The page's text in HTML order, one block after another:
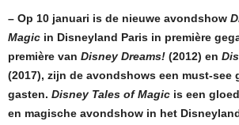
– Op 10 januari is de nieuwe avondshow
Magic in Disneyland Paris in première
première van Disney Dreams! (2012) en
(2017), zijn de avondshows een must-see
gasten. Disney Tales of Magic is een
en magische avondshow in het